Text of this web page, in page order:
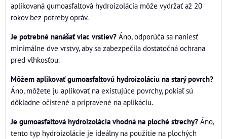
aplikovaná gumoasfaltová hydroizolácia môže vydržať až 20
rokov bez potreby opráv.
Je potrebné nanášať viac vrstiev? Áno, odporúča sa naniesť
minimálne dve vrstvy, aby sa zabezpečila dostatočná ochrana
pred vlhkosťou.
Môžem aplikovať gumoasfaltovú hydroizoláciu na starý povrch?
Áno, môžete ju aplikovať na existujúce povrchy, pokiaľ sú
dôkladne očistené a pripravené na aplikáciu.
Je gumoasfaltová hydroizolácia vhodná na ploché strechy? Áno,
tento typ hydroizolácie je ideálny na použitie na plochých